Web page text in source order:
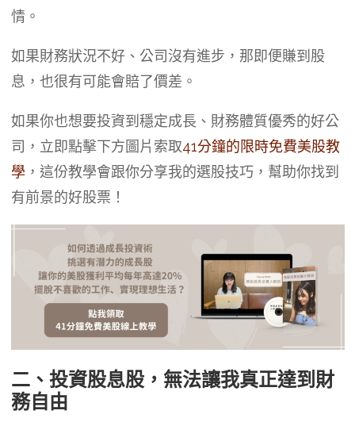
情。
如果財務狀況不好、公司沒有進步，那即便賺到股
息，也很有可能會賠了價差。
如果你也想要投資到穩定成長、財務體質優秀的好公
司，立即點擊下方圖片索取41分鐘的限時免費美股教
學 ，這份教學會跟你分享我的選股技巧，幫助你找到
有前景的好股票！
二、投資股息股，無法讓我真正達到財
務自由